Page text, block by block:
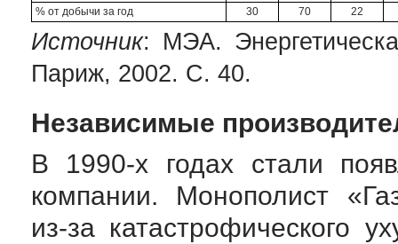
% от добычи за год
30 70 22
Источник: МЭА.
Париж, 2002. С. 40.
Независимые
В 1990-х годах стали
компании. Монополист
из-закатастрофического